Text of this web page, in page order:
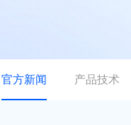
官方新闻 产品技术